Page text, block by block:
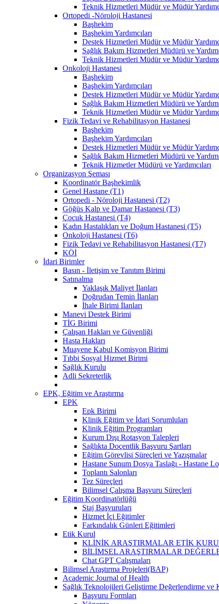
Teknik Hizmetleri Müdür ve Müdür
Ortopedi -Nöroloji Hastanesi
Başhekim
Başhekim Yardımcıları
Destek Hizmetleri Müdür ve Müdür
Sağlık Bakım Hizmetleri Müdürü ve
Teknik Hizmetleri Müdür ve Müdür
Onkoloji Hastanesi
Başhekim
Başhekim Yardımcıları
Destek Hizmetleri Müdür ve Müdür
Sağlık Bakım Hizmetleri Müdürü ve
Teknik Hizmetleri Müdür ve Müdür
Fizik Tedavi ve Rehabilitasyon Hastanesi
Başhekim
Başhekim Yardımcıları
Destek Hizmetleri Müdür ve Müdür
Sağlık Bakım Hizmetleri Müdürü ve
Teknik Hizmetler Müdürü ve Yardımcıları
Organizasyon Şeması
Koordinatör Başhekimlik
Genel Hastane (T1)
Ortopedi - Nöroloji Hastanesi (T2)
Göğüs Kalp ve Damar Hastanesi (T3)
Çocuk Hastanesi (T4)
Kadın Hastalıkları ve Doğum Hastanesi (T5)
Onkoloji Hastanesi (T6)
Fizik Tedavi ve Rehabilitasyon Hastanesi (T7)
KÖİ
İdari Birimler
Basın - İletişim ve Tanıtım Birimi
Satınalma
Yaklaşık Maliyet İlanları
Doğrudan Temin İlanları
İhale Birimi İlanları
Manevi Destek Birimi
TİG Birimi
Çalışan Hakları ve Güvenliği
Hasta Hakları
Muayene Kabul Komisyon Birimi
Tıbbi Sosyal Hizmet Birimi
Sağlık Kurulu
Adli Sekreterlik
EPK, Eğitim ve Araştırma
EPK
Epk Birimi
Klinik Eğitim ve İdari Sorumluları
Klinik Eğitim Programları
Kurum Dışı Rotasyon Talepleri
Sağlıkta Doçentlik Başvuru Şartları
Eğitim Görevlisi Süreçleri ve Yazışmalar
Hastane Sunum Dosya Taslağı - Hastane
Toplantı Salonları
Tez Süreçleri
Bilimsel Çalışma Başvuru Süreçleri
Eğitim Koordinatörlüğü
Staj Başvuruları
Hizmet İçi Eğitimler
Farkındalık Günleri Eğitimleri
Etik Kurul
KLİNİK ARAŞTIRMALAR ETİK KURUL
BİLİMSEL ARAŞTIRMALAR
Chat GPT Çalışmaları
Bilimsel Araştırma Projeleri(BAP)
Academic Journal of Health
Sağlık Teknolojileri Geliştirme Değerlendirme ve
Başvuru Formları